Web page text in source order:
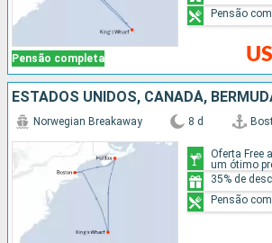
Pensão completa
Pensão
ESTADOS UNIDOS, CANADÁ,
Norwegian Breakaway 8 d
Oferta Free
um ótimo
35% de
Pensão